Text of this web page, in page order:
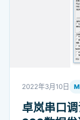
2022年3月10日
卓岚串口